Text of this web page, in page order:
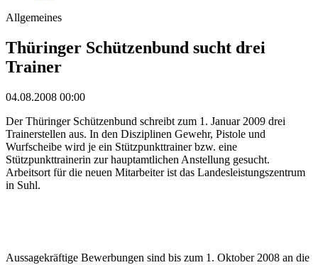
Allgemeines
Thüringer Schützenbund sucht drei
Trainer
04.08.2008 00:00
Der Thüringer Schützenbund schreibt zum 1. Januar 2009 drei
Trainerstellen aus. In den Disziplinen Gewehr, Pistole und
Wurfscheibe wird je ein Stützpunkttrainer bzw. eine
Stützpunkttrainerin zur hauptamtlichen Anstellung gesucht.
Arbeitsort für die neuen Mitarbeiter ist das Landesleistungszentrum
in Suhl.
Aussagekräftige Bewerbungen sind bis zum 1. Oktober 2008 an die